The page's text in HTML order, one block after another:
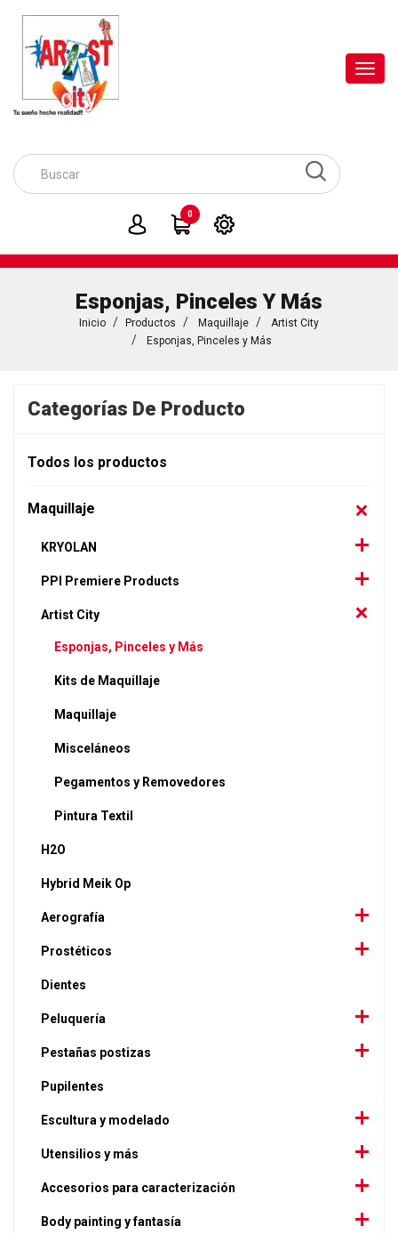
0
Esponjas, Pinceles Y Más
Inicio Productos Maquillaje
Artist City
Esponjas, Pinceles y Más
Categorías De Producto
Todos los productos
Maquillaje
KRYOLAN
PPI Premiere Products
Artist City
Esponjas, Pinceles y Más
Kits de Maquillaje
Maquillaje
Misceláneos
Pegamentos y Removedores
Pintura Textil
H2O
Hybrid Meik Op
Aerografía
Prostéticos
Dientes
Peluquería
Pestañas postizas
Pupilentes
Escultura y modelado
Utensilios y más
Accesorios para caracterización
Body painting y fantasía